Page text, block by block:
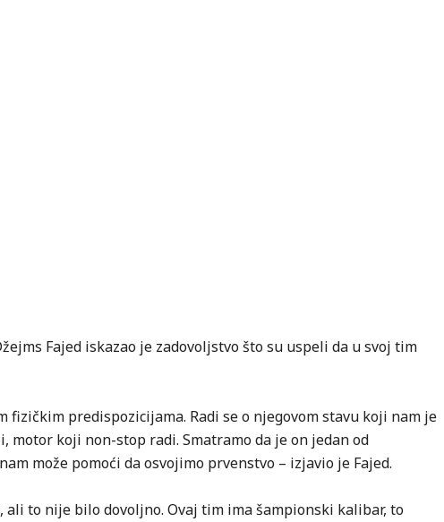
Fajed iskazao je zadovoljstvo što su uspeli da u svoj tim
fizičkim predispozicijama. Radi se o njegovom stavu koji nam je
motor koji non-stop radi. Smatramo da je on jedan od
može pomoći da osvojimo prvenstvo – izjavio je Fajed.
ali to nije bilo dovoljno. Ovaj tim ima šampionski kalibar, to